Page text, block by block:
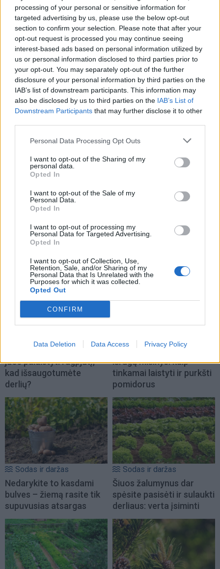
processing of your personal or sensitive information for
targeted advertising by us, please use the below opt-out
section to confirm your selection. Please note that after your
opt-out request is processed you may continue seeing
interest-based ads based on personal information utilized by
us or personal information disclosed to third parties prior to
your opt-out. You may separately opt-out of the further
disclosure of your personal information by third parties on the
IAB’s list of downstream participants. This information may
also be disclosed by us to third parties on the IAB’s List of
Downstream Participants that may further disclose it to other
Personal Data Processing Opt Outs
I want to opt-out of the Sharing of my
personal data.
Opted In
I want to opt-out of the Sale of my
Personal Data.
Opted In
I want to opt-out of processing my
Personal Data for Targeted Advertising.
Opted In
I want to opt-out of Collection, Use,
Retention, Sale, and/or Sharing of my
Personal Data that Is Unrelated with the
Purposes for which it was collected.
Opted Out
CONFIRM
Data Deletion Data Access Privacy Policy
Sutinku sutaisyklėmis
This site is protected by
reCAPTCHA and the Google
Privacy PolicyandTerms of
Service apply.
TAIP PAT SKAITYKITE
Sodas ir daržas
Pomidorai trūkinėja
tiesiog ant krūmo: kuo
juos palaistyti rugpjūtį,
kad išsaugotumėte
derlių?
Sodas ir daržas
Kuo pomidorams
naudingas jodo ir pieno
išrūgų mišinys: kaip
tinkamai laistyti ir purkšti
pomidorus
Sodas ir daržas
Nedarykite to kasdami
bulves – žiemą rasite tik
supuvusias atsargas
Sodas ir daržas
Šiuos žalumynus dar
spėsite pasisėti ir sulaukti
derliaus: verta įsiminti